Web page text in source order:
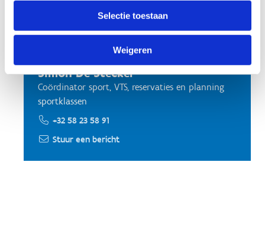
Selectie toestaan
Weigeren
Contacteer ons centrum
Simon De Stecker
Coördinator sport, VTS, reservaties en planning
sportklassen
+32 58 23 58 91
Stuur een bericht